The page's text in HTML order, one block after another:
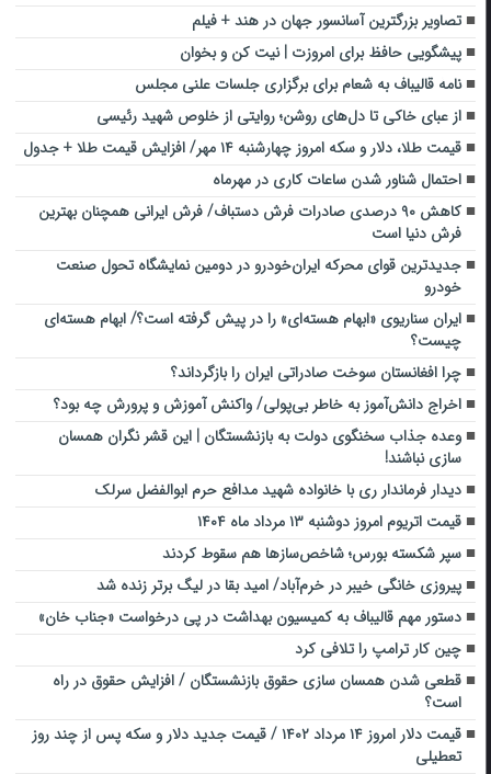
تصاویر بزرگترین آسانسور جهان در هند + فیلم
پیشگویی حافظ برای امروزت | نیت کن و بخوان
نامۀ قالیباف به شعام برای برگزاری جلسات علنی مجلس
از عبای خاکی تا دل‌های روشن؛ روایتی از خلوص شهید رئیسی
قیمت طلا، دلار و سکه امروز چهارشنبه ۱۴ مهر/ افزایش قیمت طلا + جدول
احتمال شناور شدن ساعات کاری در مهرماه
کاهش ۹۰ درصدی صادرات فرش دستباف/ فرش ایرانی همچنان بهترین
فرش دنیا است
جدیدترین قوای محرکه ایران‌خودرو در دومین نمایشگاه تحول صنعت
خودرو
ایران سناریوی «ابهام هسته‌ای» را در پیش گرفته است؟/ ابهام هسته‌ای
چیست؟
چرا افغانستان سوخت صادراتی ایران را بازگرداند؟
اخراج دانش‌آموز به خاطر بی‌پولی/ واکنش آموزش و پرورش چه بود؟
وعده جذاب سخنگوی دولت به بازنشستگان | این قشر نگران همسان
سازی نباشند!
دیدار فرماندار ری با خانواده شهید مدافع حرم ابوالفضل سرلک
قیمت اتریوم امروز دوشنبه ۱۳ مرداد ماه ۱۴۰۴
سپر شکسته بورس؛ شاخص‌ساز‌ها هم سقوط کردند
پیروزی خانگی خیبر در خرم‌آباد/ امید بقا در لیگ برتر زنده شد
دستور مهم قالیباف به کمیسیون بهداشت در پی درخواست «جناب خان»
چین کار ترامپ را تلافی کرد
قطعی شدن همسان سازی حقوق بازنشستگان / افزایش حقوق در راه
است؟
قیمت دلار امروز ۱۴ مرداد ۱۴۰۲ / قیمت جدید دلار و سکه پس از چند روز
تعطیلی